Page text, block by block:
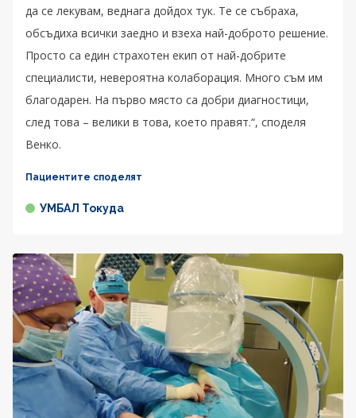
да се лекувам, веднага дойдох тук. Те се събраха,
обсъдиха всички заедно и взеха най-доброто решение.
Просто са един страхотен екип от най-добрите
специалисти, невероятна колаборация. Много съм им
благодарен. На първо място са добри диагностици,
след това – велики в това, което правят.“, споделя
Венко.
Пациентите споделят
УМБАЛ Токуда